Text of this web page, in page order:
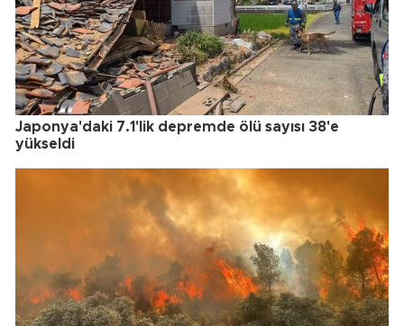
Japonya'daki 7.1'lik depremde ölü sayısı 38'e
yükseldi